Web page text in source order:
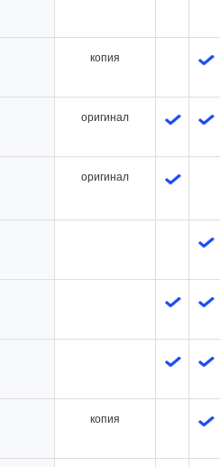
копия
оригинал
оригинал
копия